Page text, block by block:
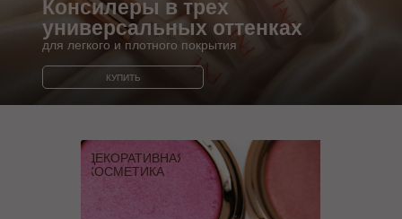
КУПИТЬ
Консилеры в трех
универсальных оттенках
для легкого и плотного покрытия
ДЕКОРАТИВНАЯ
КОСМЕТИКА